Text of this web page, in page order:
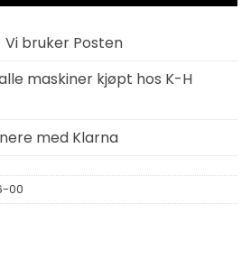
Vi bruker Posten
maskiner kjøpt hos K-H
med Klarna
00